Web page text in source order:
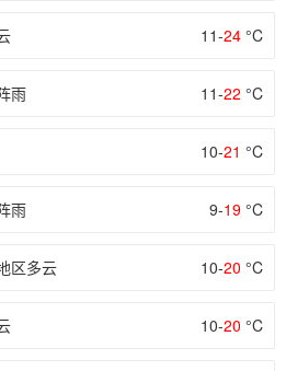
11-24 °C
雨 11-22 °C
10-21 °C
雨 9-19 °C
区多云 10-20 °C
10-20 °C